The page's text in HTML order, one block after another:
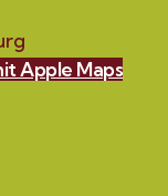
Apple Maps